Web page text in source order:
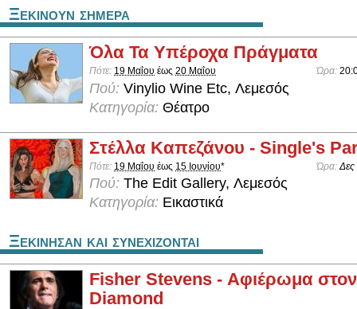
Ξεκινουν σημερα
Όλα Τα Υπέροχα Πράγματα
Πότε: 19 Μαΐου έως 20 Μαΐου Ώρα:
Πού: Vinylio Wine Etc, Λεμεσός
Κατηγορία: Θέατρο
Στέλλα Καπεζάνου - Single's
Πότε: 19 Μαΐου έως 15 Ιουνίου* Ώρα: Δες
Πού: The Edit Gallery, Λεμεσός
Κατηγορία: Εικαστικά
Ξεκινησαν και συνεχιζονται
Fisher Stevens - Αφιέρωμα
Diamond